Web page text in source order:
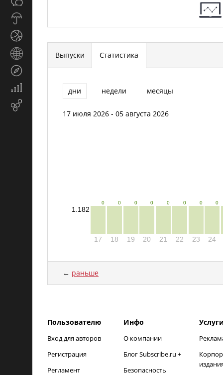
погоды
Страны
Туризм
Экономика
маркетинг
Выпуски Статистика
дни недели месяцы
17 июля 2026 - 05 августа 2026
1.182
0
17
0
18
0
19
0
20
0
21
0
22
0
23
0
24
← раньше
Пользователю
Вход для авторов
Регистрация
Регламент
Инфо
О компании
Блог Subscribe.ru +
Безопасность